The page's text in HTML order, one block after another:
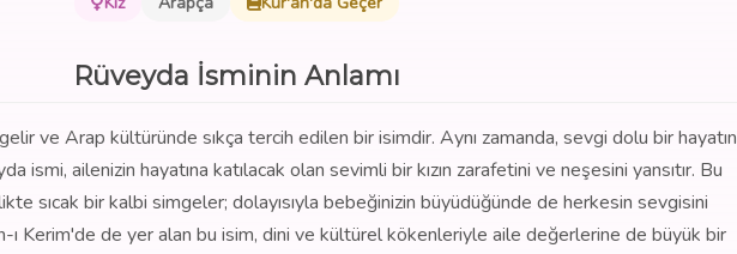
Rüveyda İsminin Anlamı
ve Arap kültüründe sıkça tercih edilen bir isimdir. Aynı zamanda, sevgi dolu bir hayatın
ismi, ailenizin hayatına katılacak olan sevimli bir kızın zarafetini ve neşesini yansıtır. Bu
sıcak bir kalbi simgeler; dolayısıyla bebeğinizin büyüdüğünde de herkesin sevgisini
ı Kerim'de de yer alan bu isim, dini ve kültürel kökenleriyle aile değerlerine de büyük bir